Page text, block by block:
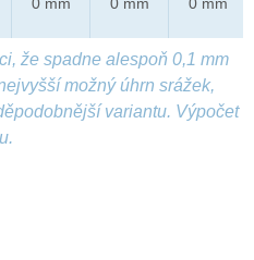
0 mm 0 mm 0 mm
že spadne alespoň 0,1 mm
možný úhrn srážek,
variantu. Výpočet